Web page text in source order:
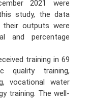
2021 were
study, the data
outputs were
and percentage
training in 69
quality training,
vocational water
training. The well-